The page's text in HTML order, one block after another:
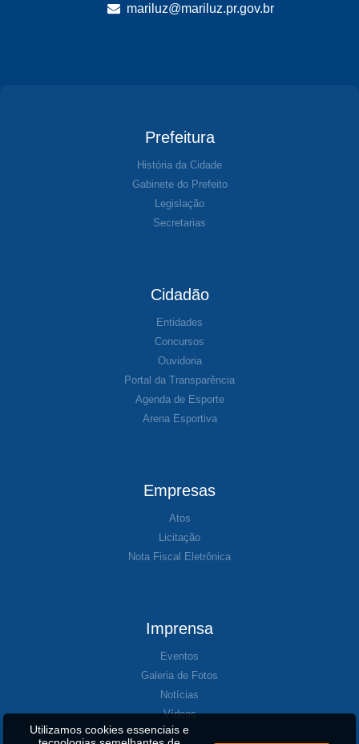
mariluz@mariluz.pr.gov.br
Prefeitura
História da Cidade
Gabinete do Prefeito
Legislação
Secretarias
Cidadão
Entidades
Concursos
Ouvidoria
Portal da Transparência
Agenda de Esporte
Arena Esportiva
Empresas
Atos
Licitação
Nota Fiscal Eletrônica
Imprensa
Eventos
Galeria de Fotos
Notícias
Vídeos
Utilizamos cookies essenciais e